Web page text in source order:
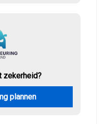
zekerheid?
plannen